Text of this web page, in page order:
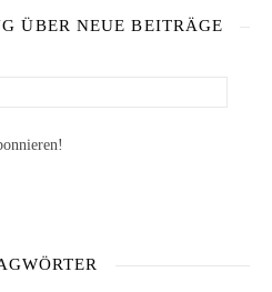
ÜBER NEUE BEITRÄGE